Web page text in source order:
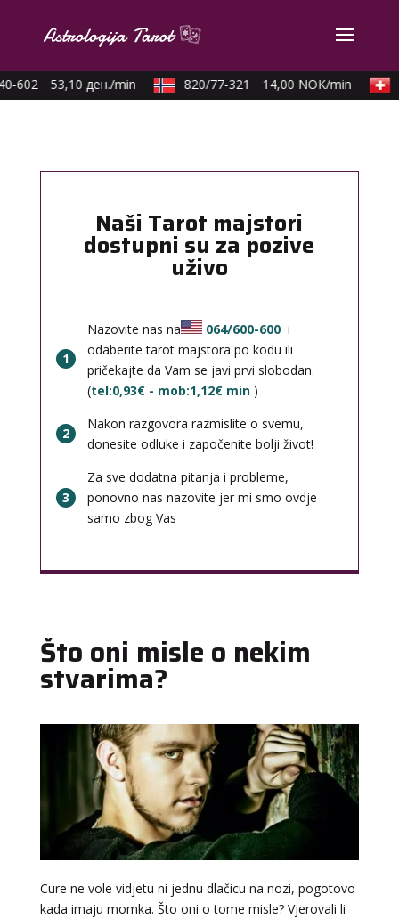
602 53,10 ден./min 820/77-321 14,00 NOK/min
Naši Tarot majstori
dostupni su za pozive
uživo
1
Nazovite nas na 064/600-600 i
odaberite tarot majstora po kodu ili
pričekajte da Vam se javi prvi slobodan.
(tel:0,93€ - mob:1,12€ min )
2
Nakon razgovora razmislite o svemu,
donesite odluke i započenite bolji život!
3
Za sve dodatna pitanja i probleme,
ponovno nas nazovite jer mi smo ovdje
samo zbog Vas
Što oni misle o nekim
stvarima?
Cure ne vole vidjetu ni jednu dlačicu na nozi, pogotovo
kada imaju momka. Što oni o tome misle? Vjerovali li